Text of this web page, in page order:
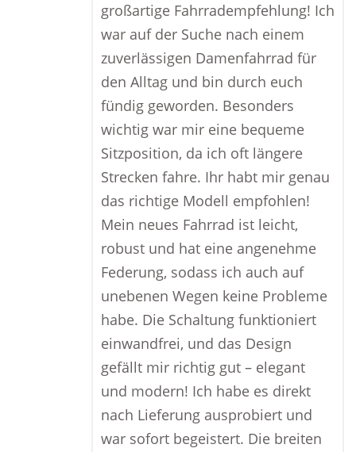
großartige Fahrradempfehlung! Ich
war auf der Suche nach einem
zuverlässigen Damenfahrrad für
den Alltag und bin durch euch
fündig geworden. Besonders
wichtig war mir eine bequeme
Sitzposition, da ich oft längere
Strecken fahre. Ihr habt mir genau
das richtige Modell empfohlen!
Mein neues Fahrrad ist leicht,
robust und hat eine angenehme
Federung, sodass ich auch auf
unebenen Wegen keine Probleme
habe. Die Schaltung funktioniert
einwandfrei, und das Design
gefällt mir richtig gut – elegant
und modern! Ich habe es direkt
nach Lieferung ausprobiert und
war sofort begeistert. Die breiten